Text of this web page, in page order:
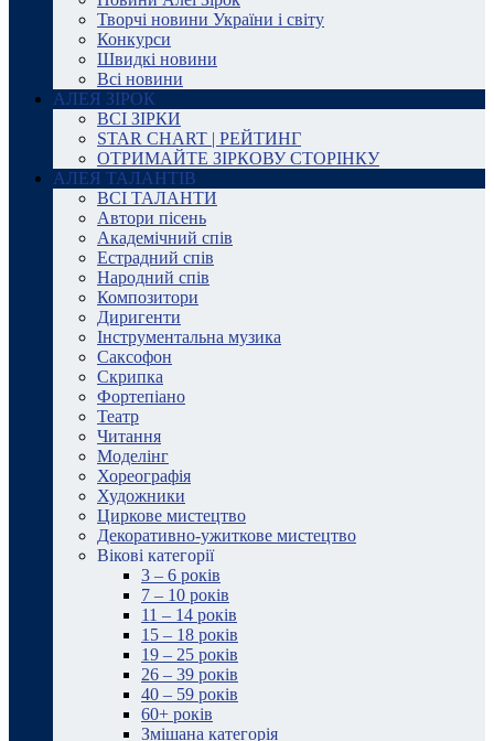
Творчі новини України і світу
Конкурси
Швидкі новини
Всі новини
АЛЕЯ ЗІРОК
ВСІ ЗІРКИ
STAR CHART | РЕЙТИНГ
ОТРИМАЙТЕ ЗІРКОВУ СТОРІНКУ
АЛЕЯ ТАЛАНТІВ
ВСІ ТАЛАНТИ
Автори пісень
Академічний спів
Естрадний спів
Народний спів
Композитори
Диригенти
Інструментальна музика
Саксофон
Скрипка
Фортепіано
Театр
Читання
Моделінг
Хореографія
Художники
Циркове мистецтво
Декоративно-ужиткове мистецтво
Вікові категорії
3 – 6 років
7 – 10 років
11 – 14 років
15 – 18 років
19 – 25 років
26 – 39 років
40 – 59 років
60+ років
Змішана категорія